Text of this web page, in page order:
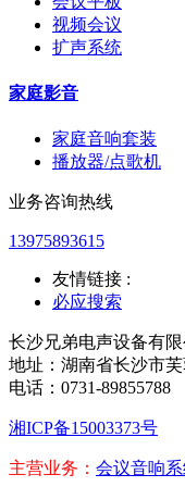
视频会议
扩声系统
家庭影音
家庭音响套装
播放器/点歌机
业务咨询热线
13975893615
友情链接 :
必应搜索
长沙兄弟电声设备有
地址：湖南省长沙市
电话：0731-89855788
湘ICP备15003373号
主营业务： 会议音响